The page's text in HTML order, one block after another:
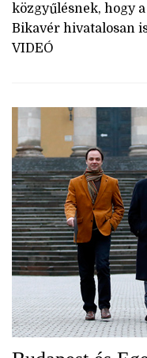
közgyűlésnek, hogy
Bikavér hivatalosan
VIDEÓ